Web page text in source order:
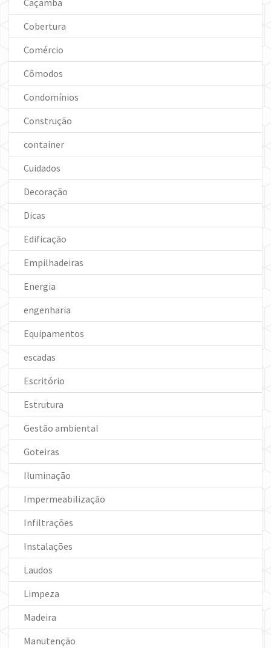
Caçamba
Cobertura
Comércio
Cômodos
Condomínios
Construção
container
Cuidados
Decoração
Dicas
Edificação
Empilhadeiras
Energia
engenharia
Equipamentos
escadas
Escritório
Estrutura
Gestão ambiental
Goteiras
Iluminação
Impermeabilização
Infiltrações
Instalações
Laudos
Limpeza
Madeira
Manutenção